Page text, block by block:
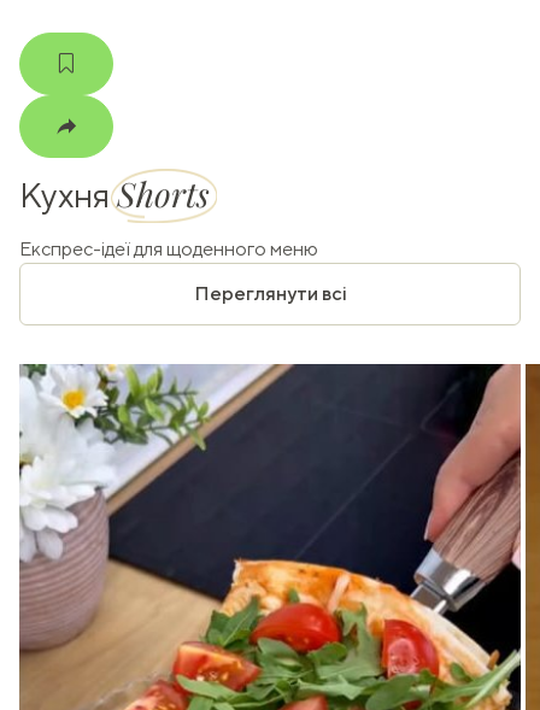
КухняShorts
Експрес-ідеї для щоденного меню
Переглянути всі